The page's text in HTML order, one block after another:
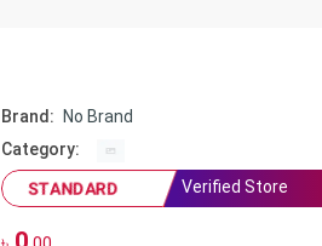
Brand:
No Brand
Category:
STANDARD
Verified Store